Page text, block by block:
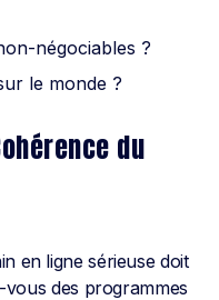
négociables ?
le monde ?
du
en ligne sérieuse doit
des programmes